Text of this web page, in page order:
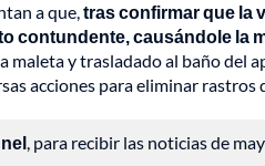
a que,tras confirmar que la
contundente, causándole la
maleta y trasladado al baño del
acciones para eliminar rastros
, para recibir las noticias de